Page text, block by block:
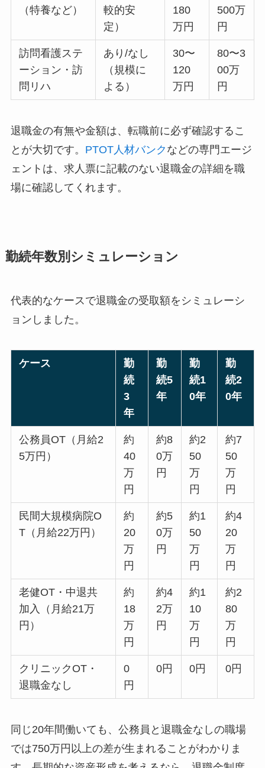
（特養など）
較的安
定）
180
万円
500万
円
訪問看護ステ
ーション・訪
問リハ
あり/なし
（規模に
よる）
30〜
120
万円
80〜3
00万
円
退職金の有無や金額は、転職前に必ず確認するこ
とが大切です。 PTOT人材バンク などの専門エージ
ェントは、求人票に記載のない退職金の詳細を職
場に確認してくれます。
勤続年数別シミュレーション
代表的なケースで退職金の受取額をシミュレーシ
ョンしました。
ケース
勤
続
3
年
勤
続5
年
勤
続1
0年
勤
続2
0年
公務員OT（月給2
5万円）
約
40
万
円
約8
0万
円
約2
50
万
円
約7
50
万
円
民間大規模病院O
T（月給22万円）
約
20
万
円
約5
0万
円
約1
50
万
円
約4
20
万
円
老健OT・中退共
加入（月給21万
円）
約
18
万
円
約4
2万
円
約1
10
万
円
約2
80
万
円
クリニックOT・
退職金なし
0
円
0円 0円 0円
同じ20年間働いても、公務員と退職金なしの職場
では750万円以上の差が生まれることがわかりま